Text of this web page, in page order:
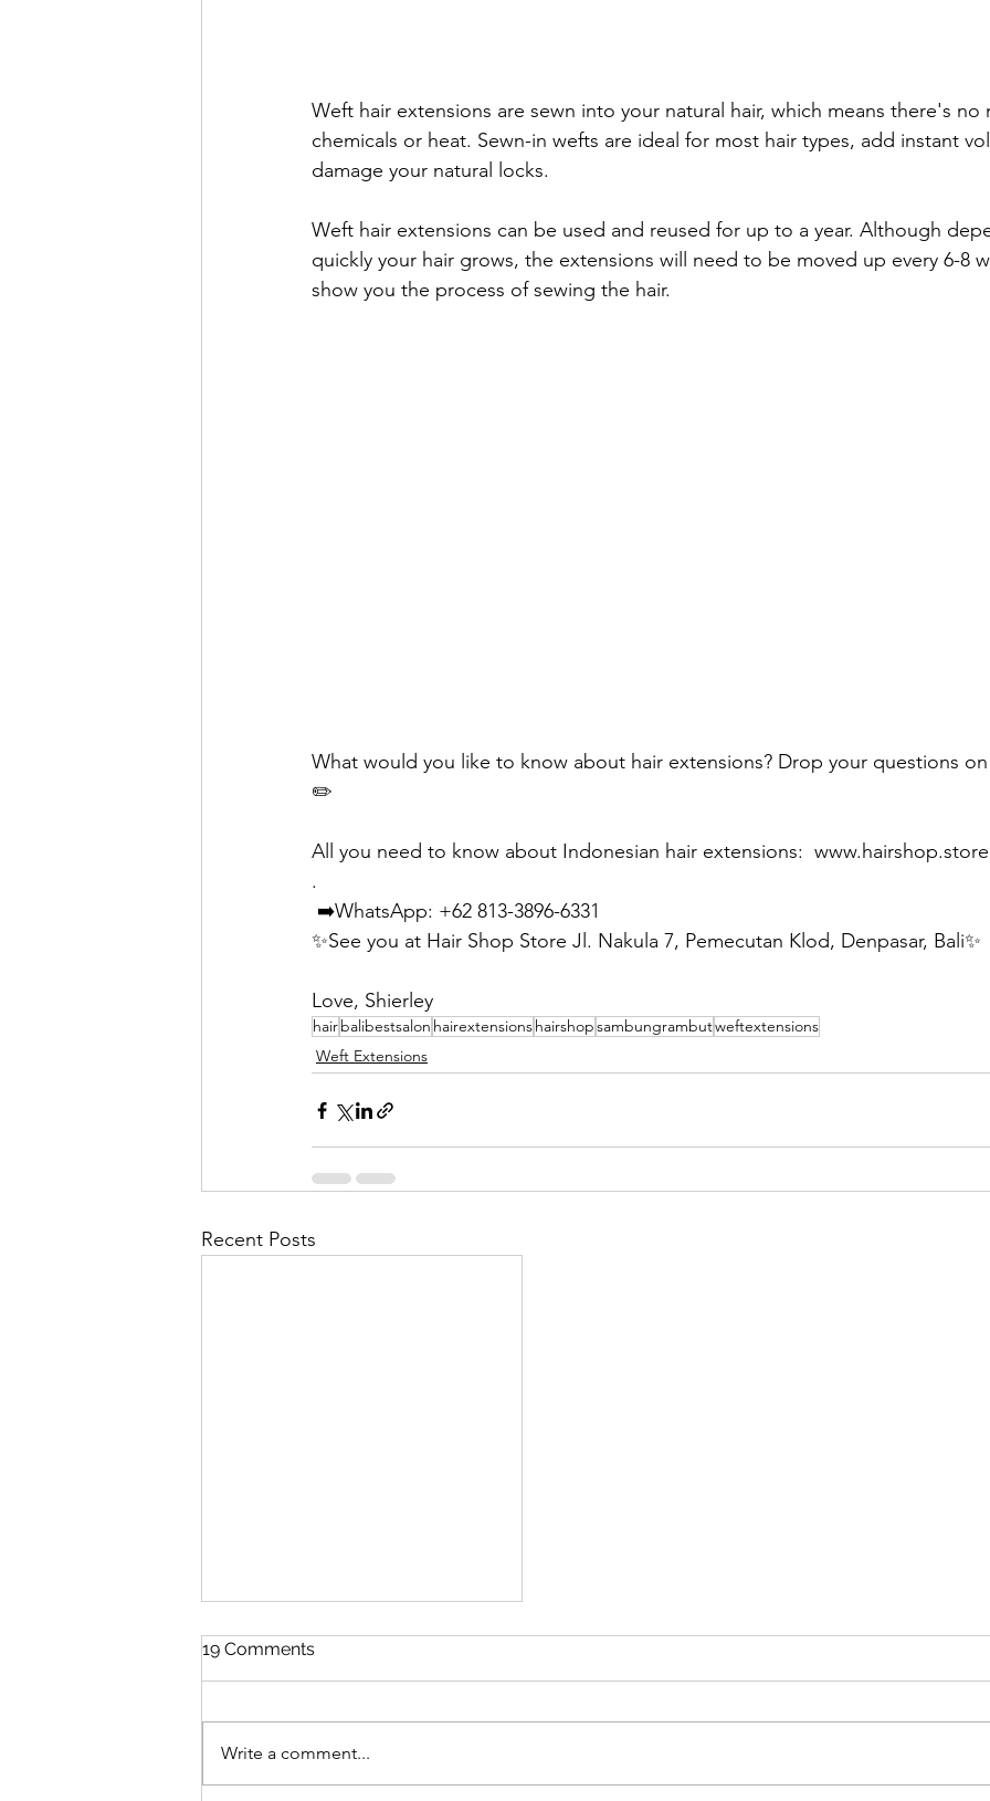
Weft hair extensions are sewn into your natural hair, which means there's no
chemicals or heat. Sewn-in wefts are ideal for most hair types, add instant
damage your natural locks.
Weft hair extensions can be used and reused for up to a year. Although
quickly your hair grows, the extensions will need to be moved up every 6-8
show you the process of sewing the hair.
What would you like to know about hair extensions? Drop your questions
✏️
All you need to know about Indonesian hair extensions:  www.hairshop.store
.
➡️WhatsApp: +62 813-3896-6331
✨See you at Hair Shop Store Jl. Nakula 7, Pemecutan Klod, Denpasar, Bali✨
Love, Shierley
hairbalibestsalon hairextensionshairshopsambungrambutweftextensions
Weft Extensions
Recent Posts
19 Comments
Write a comment...